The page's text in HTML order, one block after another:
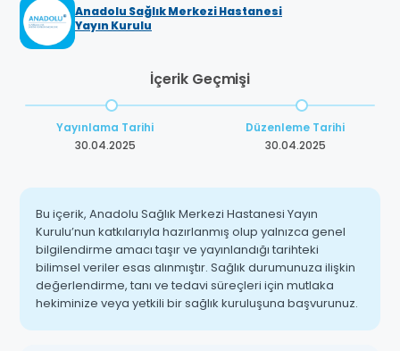
Anadolu Sağlık Merkezi Hastanesi
Yayın Kurulu
İçerik Geçmişi
Yayınlama Tarihi
30.04.2025
Düzenleme Tarihi
30.04.2025
Bu içerik, Anadolu Sağlık Merkezi Hastanesi Yayın
Kurulu’nun katkılarıyla hazırlanmış olup yalnızca genel
bilgilendirme amacı taşır ve yayınlandığı tarihteki
bilimsel veriler esas alınmıştır. Sağlık durumunuza ilişkin
değerlendirme, tanı ve tedavi süreçleri için mutlaka
hekiminize veya yetkili bir sağlık kuruluşuna başvurunuz.